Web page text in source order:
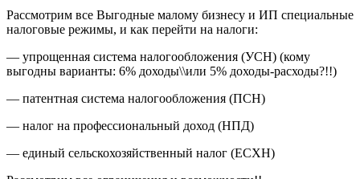
Рассмотрим все Выгодные малому бизнесу и ИП специальные
налоговые режимы, и как перейти на налоги:
— упрощенная система налогообложения (УСН) (кому
выгодны варианты: 6% доходы\\или 5% доходы-расходы?!!)
— патентная система налогообложения (ПСН)
— налог на профессиональный доход (НПД)
— единый сельскохозяйственный налог (ЕСХН)